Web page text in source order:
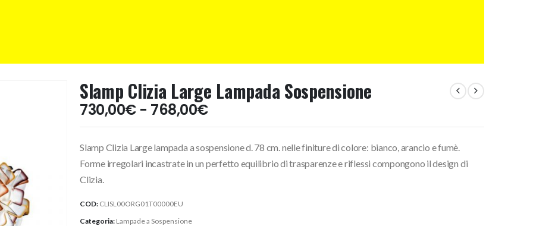
Slamp Clizia Large Lampada Sospensione
730,00€ - 768,00€Fascia
di
da
730,00€
Slamp Clizia Large lampada a sospensione d. 78 cm. nelle finiture di colore: bianco, arancio e fumè.
Forme irregolari incastrate in un perfetto equilibrio di trasparenze e riflessi compongono il design di
Clizia.
COD: CLISL00ORG01T00000EU
Categoria: Lampade a Sospensione